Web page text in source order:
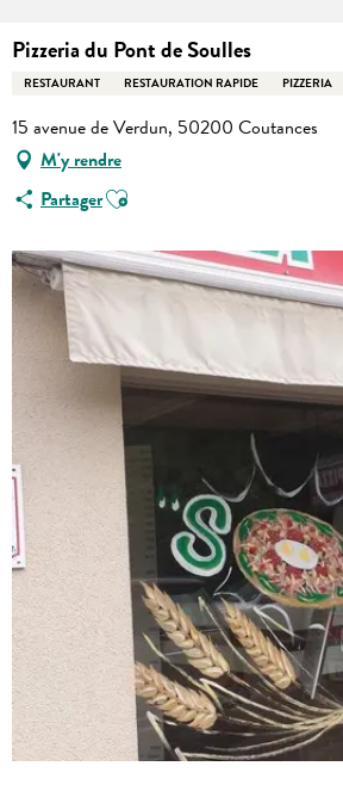
Pizzeria du Pont de Soulles
RESTAURANT RESTAURATION RAPIDE PIZZERIA
15 avenue de Verdun, 50200 Coutances
M'y rendre
PartagerAjouter aux favoris